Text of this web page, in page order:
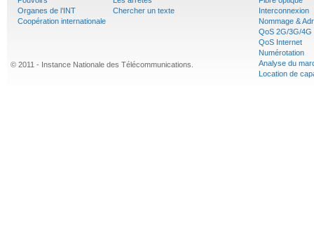
Organes de l’INT
Coopération internationale
Chercher un texte
Interconnexion
Nommage &
QoS 2G/3G/4G
QoS Internet
Numérotation
Analyse du
Location de
© 2011 - Instance Nationale des Télécommunications.